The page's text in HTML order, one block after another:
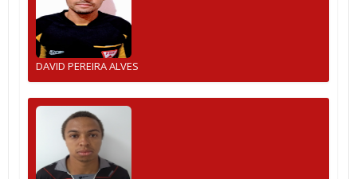
DAVID PEREIRA ALVES